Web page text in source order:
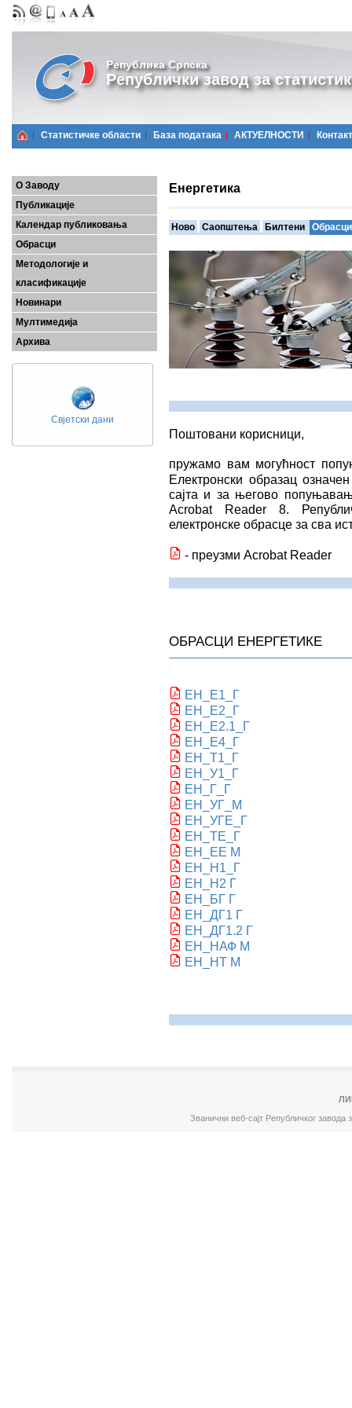
Република Српска
Републички завод за
Статистичке области Базa података АКТУЕЛНОСТИ Контакт
О Заводу
Публикације
Календар публиковања
Обрасци
Методологије и
класификације
Новинари
Мултимедија
Архива
Свјетски дани
Енергетика
Ново Саопштења Билтени Обрасци
Поштовани корисници,
пружамо вам могућност
Електронски образац
сајта и за његово
Acrobat Reader 8.
електронске обрасце за сва
- преузми Acrobat Reader
ОБРАСЦИ ЕНЕРГЕТИКЕ
ЕН_Е1_Г
ЕН_Е2_Г
ЕН_Е2.1 _Г
ЕН_Е4 _Г
ЕН_Т1_Г
ЕН_У1_Г
ЕН_Г_Г
ЕН_УГ_M
ЕН_УГЕ_Г
ЕН_TE_Г
ЕН_EЕ M
ЕН_Н1_Г
ЕН_Н2 Г
ЕН_БГ Г
ЕН_ДГ1 Г
ЕН_ДГ1.2 Г
ЕН_НАФ M
ЕН_НТ M
Званични веб-сајт Републичког